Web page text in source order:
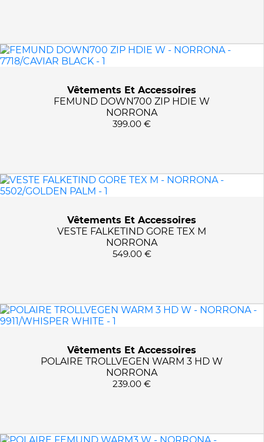
Vêtements Et Accessoires
FEMUND DOWN700 ZIP HDIE W
NORRONA
399.00 €
Vêtements Et Accessoires
VESTE FALKETIND GORE TEX M
NORRONA
549.00 €
Vêtements Et Accessoires
POLAIRE TROLLVEGEN WARM 3 HD W
NORRONA
239.00 €